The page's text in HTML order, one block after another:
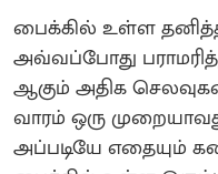
பைக்கில் உள்ள
அவ்வப்போது
ஆகும் அதிக
வாரம் ஒரு
அப்படியே எதையும்